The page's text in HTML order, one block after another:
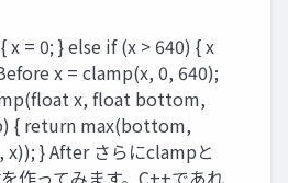
x = 0; } else if (x > 640) { x
x = clamp(x, 0, 640);
x, float bottom,
{ return max(bottom,
} After さらにclampと